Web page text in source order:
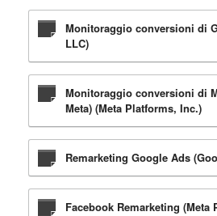
Monitoraggio conversioni di
LLC)
Monitoraggio conversioni di
Meta) (Meta Platforms, Inc.)
Remarketing Google Ads
Facebook Remarketing (Meta